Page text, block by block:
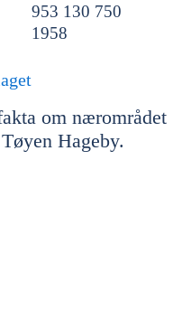
953 130 750
1958
om nærområdet
Hageby.